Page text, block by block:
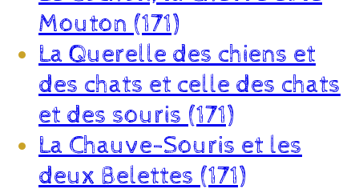
Mouton (171)
La Querelle des chiens et
des chats et celle des chats
et des souris (171)
La Chauve-Souris et les
deux Belettes (171)